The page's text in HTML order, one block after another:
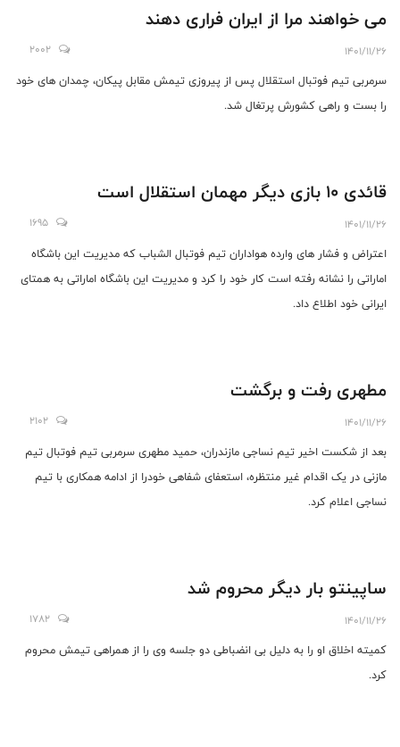
می خواهند مرا از ایران فراری دهند
1401/11/26
2002
سرمربی تیم فوتبال استقلال پس از پیروزی تیمش مقابل پیکان، چمدان های خود
را بست و راهی کشورش پرتغال شد.
قائدی 10 بازی دیگر مهمان استقلال است
1401/11/26
1695
اعتراض و فشار های وارده هواداران تیم فوتبال الشباب که مدیریت این باشگاه
اماراتی را نشانه رفته است کار خود را کرد و مدیریت این باشگاه اماراتی به همتای
ایرانی خود اطلاع داد.
مطهری رفت و برگشت
1401/11/26
2102
بعد از شکست اخیر تیم نساجی مازندران، حمید مطهری سرمربی تیم فوتبال تیم
مازنی در یک اقدام غیر منتظره، استعفای شفاهی خودرا از ادامه همکاری با تیم
نساجی اعلام کرد.
ساپینتو بار دیگر محروم شد
1401/11/26
1782
کمیته اخلاق او را به دلیل بی انضباطی دو جلسه وی را از همراهی تیمش محروم
کرد.